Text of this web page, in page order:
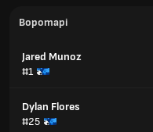
Воротарі
Jared Munoz
#1
Dylan Flores
#25